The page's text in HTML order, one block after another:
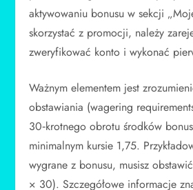
aktywowaniu bonusu w sekcji
skorzystać z promocji, należy
zweryfikować konto i wykonać
Ważnym elementem jest
obstawiania (wagering
30‑krotnego obrotu środków
minimalnym kursie 1,75.
wygrane z bonusu, musisz
× 30). Szczegółowe informacje